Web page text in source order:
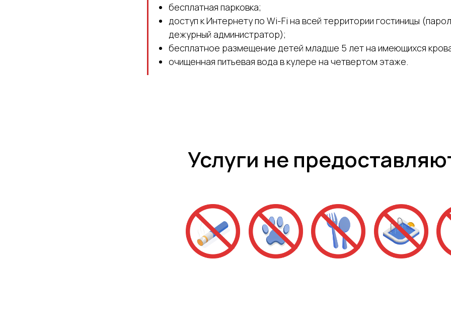
бесплатная парковка;
доступ к Интернету по Wi-Fi на всей территории гостиницы
дежурный администратор);
бесплатное размещение детей младше 5 лет на имеющихся
очищенная питьевая вода в кулере на четвертом этаже.
Услуги не